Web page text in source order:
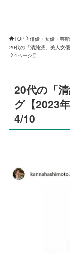
TOP
俳優・女優・芸
20代の「清純派」美人女
4ページ目
20代の「
グ【2023
4/10